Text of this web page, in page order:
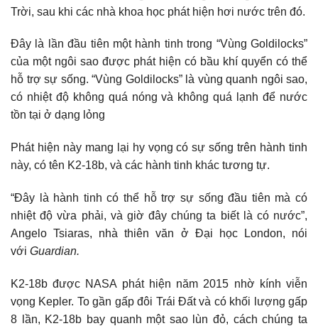
Trời, sau khi các nhà khoa học phát hiện hơi nước trên đó.
Đây là lần đầu tiên một hành tinh trong “Vùng Goldilocks”
của một ngôi sao được phát hiện có bầu khí quyển có thể
hỗ trợ sự sống. “Vùng Goldilocks” là vùng quanh ngôi sao,
có nhiệt độ không quá nóng và không quá lạnh để nước
tồn tại ở dạng lỏng
Phát hiện này mang lại hy vọng có sự sống trên hành tinh
này, có tên K2-18b, và các hành tinh khác tương tự.
“Đây là hành tinh có thể hỗ trợ sự sống đầu tiên mà có
nhiệt độ vừa phải, và giờ đây chúng ta biết là có nước”,
Angelo Tsiaras, nhà thiên văn ở Đại học London, nói
với Guardian.
K2-18b được NASA phát hiện năm 2015 nhờ kính viễn
vọng Kepler. To gần gấp đôi Trái Đất và có khối lượng gấp
8 lần, K2-18b bay quanh một sao lùn đỏ, cách chúng ta